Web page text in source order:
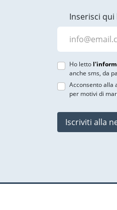
Inserisci qui
Ho letto
anche sms, da
Acconsento alla
per motivi di
Iscriviti alla